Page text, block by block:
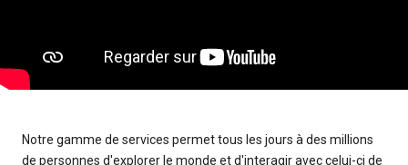
Notre gamme de services permet tous les jours à des millions
de personnes d'explorer le monde et d'interagir avec celui-ci de